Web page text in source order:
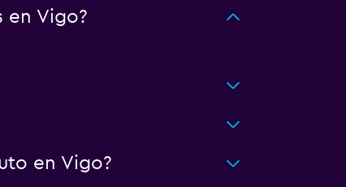
en Vigo?
en Vigo?